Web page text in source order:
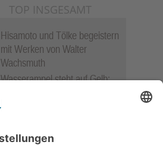
TOP INSGESAMT
Hisamoto und Tölke begeistern
mit Werken von Walter
Wachsmuth
Wasserampel steht auf Gelb:
auf
Himmel: Vom Geschenk zum